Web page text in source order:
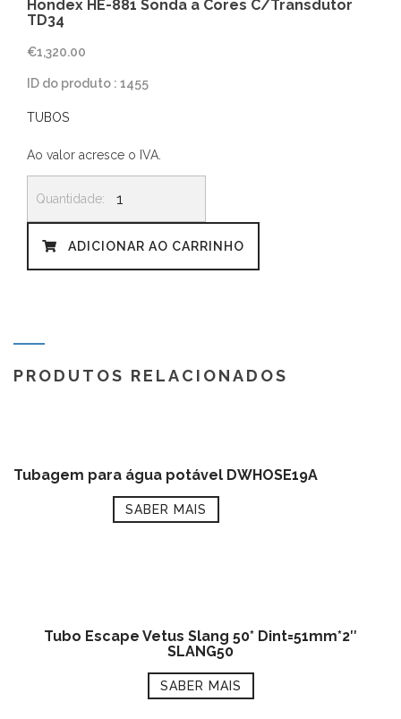
Hondex HE-881 Sonda a Cores C/Transdutor
TD34
€1,320.00
ID do produto : 1455
TUBOS
Ao valor acresce o IVA.
de
Hondex
HE-
881
Sonda
TD34
ADICIONAR AO CARRINHO
PRODUTOS RELACIONADOS
Tubagem para água potável DWHOSE19A
SABER MAIS
Tubo Escape Vetus Slang 50* Dint=51mm*2″
SLANG50
SABER MAIS